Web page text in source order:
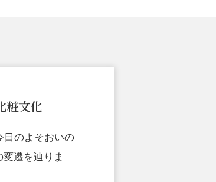
粧文化
日のよそおいの
遷を辿りま